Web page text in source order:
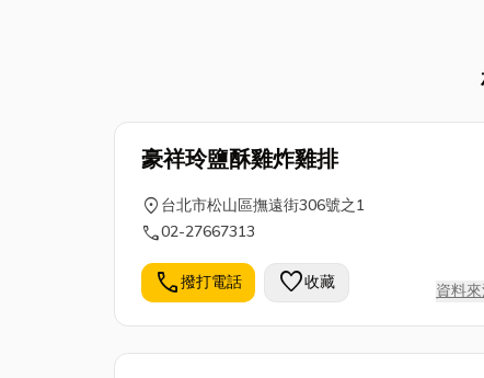
識，幫你省...
鄉一茶
為不產...
豪祥玲鹽酥雞炸雞排
location_on 台北市松山區撫遠街306號之1
call02-27667313
call撥打電話 favorite收藏 資料